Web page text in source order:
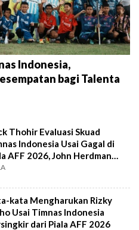
Indonesia,
bagi Talenta
Thohir Evaluasi Skuad
Indonesia Usai Gagal di
AFF 2026, John Herdman
kata Mengharukan Rizky
Usai Timnas Indonesia
dari Piala AFF 2026